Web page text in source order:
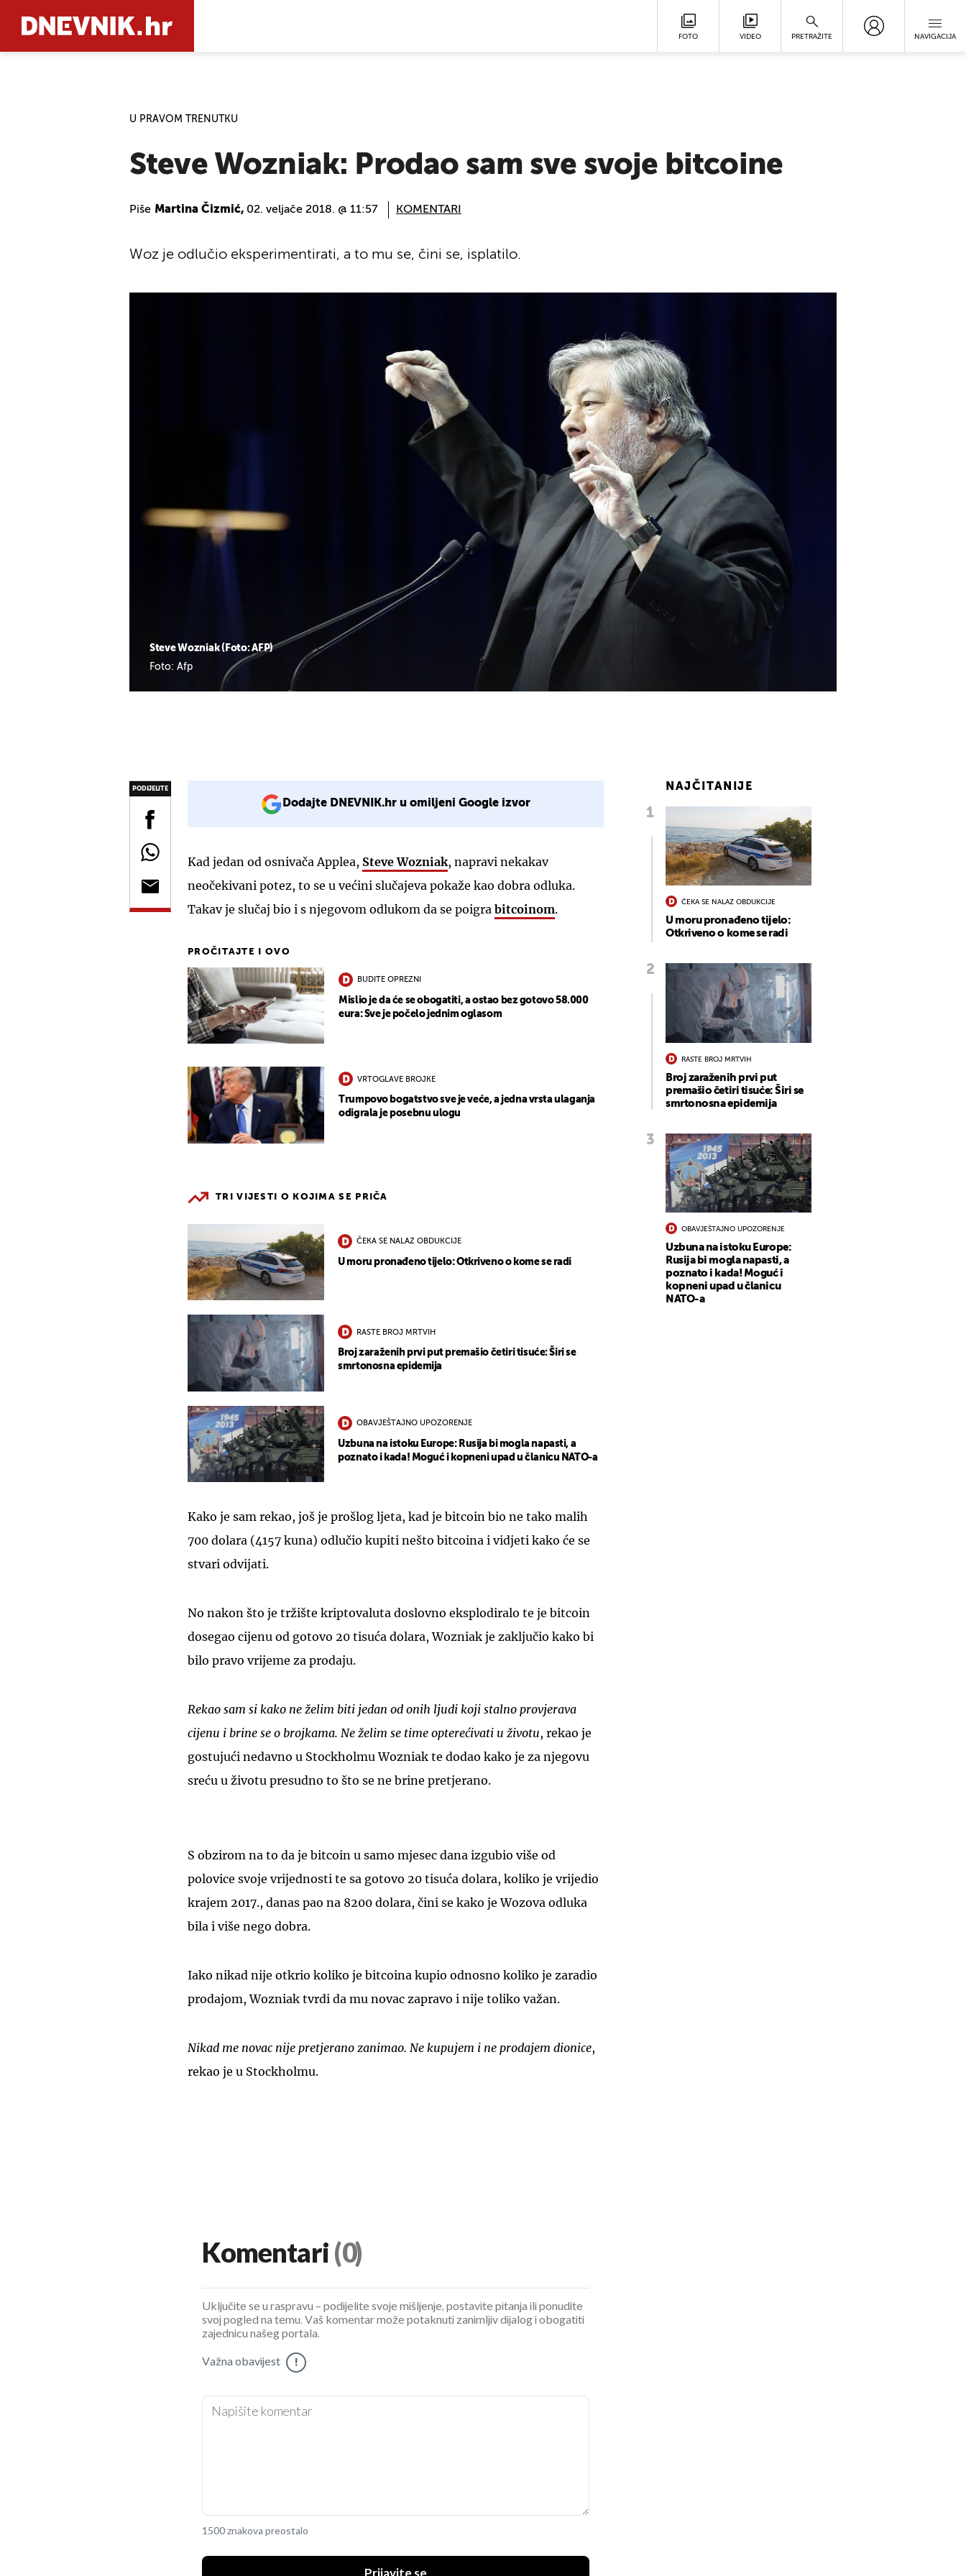
FOTO VIDEO PRETRAŽITE NAVIGACIJA
U PRAVOM TRENUTKU
Steve Wozniak: Prodao sam sve svoje bitcoine
Piše Martina Čizmić, 02. veljače 2018. @ 11:57 KOMENTARI
Steve Wozniak (Foto: AFP)
Foto: Afp
Woz je odlučio eksperimentirati, a to mu se, čini se, isplatilo.
PODIJELITE
Dodajte DNEVNIK.hr u omiljeni Google izvor
Kad jedan od osnivača Applea, Steve Wozniak, napravi nekakav
neočekivani potez, to se u većini slučajeva pokaže kao dobra odluka.
Takav je slučaj bio i s njegovom odlukom da se poigra bitcoinom.
PROČITAJTE I OVO
BUDITE OPREZNI
Mislio je da će se obogatiti, a ostao bez gotovo 58.000
eura: Sve je počelo jednim oglasom
VRTOGLAVE BROJKE
Trumpovo bogatstvo sve je veće, a jedna vrsta ulaganja
odigrala je posebnu ulogu
TRI VIJESTI O KOJIMA SE PRIČA
ČEKA SE NALAZ OBDUKCIJE
U moru pronađeno tijelo: Otkriveno o kome se radi
RASTE BROJ MRTVIH
Broj zaraženih prvi put premašio četiri tisuće: Širi se
smrtonosna epidemija
OBAVJEŠTAJNO UPOZORENJE
Uzbuna na istoku Europe: Rusija bi mogla napasti, a
poznato i kada! Moguć i kopneni upad u članicu NATO-a
Kako je sam rekao, još je prošlog ljeta, kad je bitcoin bio ne tako malih
700 dolara (4157 kuna) odlučio kupiti nešto bitcoina i vidjeti kako će se
stvari odvijati.
No nakon što je tržište kriptovaluta doslovno eksplodiralo te je bitcoin
dosegao cijenu od gotovo 20 tisuća dolara, Wozniak je zaključio kako bi
bilo pravo vrijeme za prodaju.
Rekao sam si kako ne želim biti jedan od onih ljudi koji stalno provjerava
cijenu i brine se o brojkama. Ne želim se time opterećivati u životu, rekao je
gostujući nedavno u Stockholmu Wozniak te dodao kako je za njegovu
sreću u životu presudno to što se ne brine pretjerano.
S obzirom na to da je bitcoin u samo mjesec dana izgubio više od
polovice svoje vrijednosti te sa gotovo 20 tisuća dolara, koliko je vrijedio
krajem 2017., danas pao na 8200 dolara, čini se kako je Wozova odluka
bila i više nego dobra.
Iako nikad nije otkrio koliko je bitcoina kupio odnosno koliko je zaradio
prodajom, Wozniak tvrdi da mu novac zapravo i nije toliko važan.
Nikad me novac nije pretjerano zanimao. Ne kupujem i ne prodajem dionice,
rekao je u Stockholmu.
NAJČITANIJE
ČEKA SE NALAZ OBDUKCIJE
U moru pronađeno tijelo:
Otkriveno o kome se radi
RASTE BROJ MRTVIH
Broj zaraženih prvi put
premašio četiri tisuće: Širi se
smrtonosna epidemija
OBAVJEŠTAJNO UPOZORENJE
Uzbuna na istoku Europe:
Rusija bi mogla napasti, a
poznato i kada! Moguć i
kopneni upad u članicu
NATO-a
Komentari (0)
Uključite se u raspravu – podijelite svoje mišljenje, postavite pitanja ili ponudite
svoj pogled na temu. Vaš komentar može potaknuti zanimljiv dijalog i obogatiti
zajednicu našeg portala.
Važna obavijest !
1500 znakova preostalo
UKLJUČITE NOTIFIKACIJE